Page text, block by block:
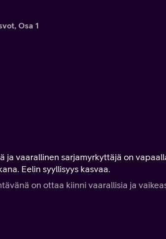
Osa 1
ja vaarallinen sarjamyrkyttäjä on
Eelin syyllisyys kasvaa.
on ottaa kiinni vaarallisia ja